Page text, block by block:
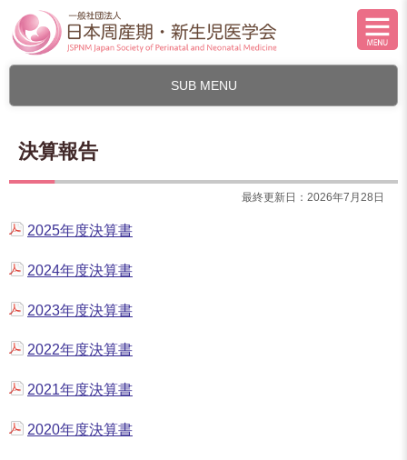
SUB MENU
決算報告
最終更新日：2026年7月28日
2025年度決算書
2024年度決算書
2023年度決算書
2022年度決算書
2021年度決算書
2020年度決算書